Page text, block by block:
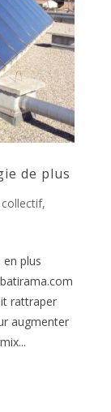
de plus
,
plus
rattraper
augmenter